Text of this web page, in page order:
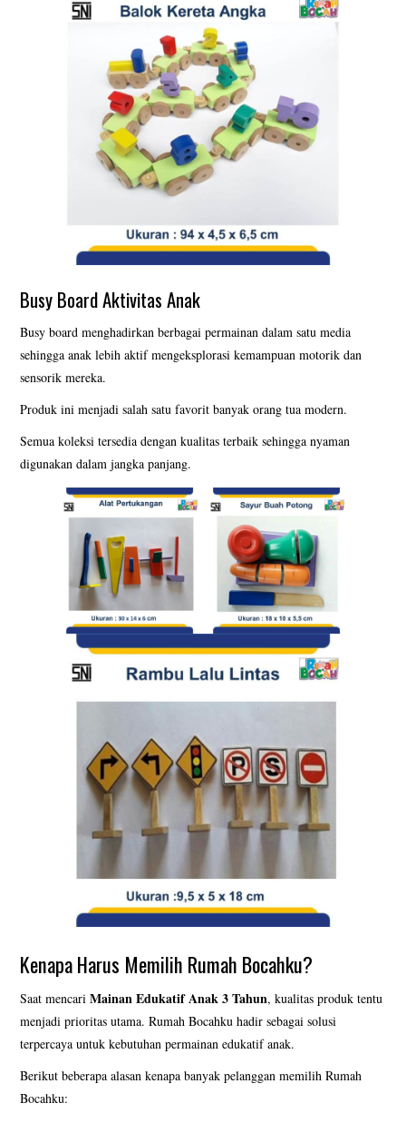
Busy Board Aktivitas Anak
Busy board menghadirkan berbagai permainan dalam satu media
sehingga anak lebih aktif mengeksplorasi kemampuan motorik dan
sensorik mereka.
Produk ini menjadi salah satu favorit banyak orang tua modern.
Semua koleksi tersedia dengan kualitas terbaik sehingga nyaman
digunakan dalam jangka panjang.
Kenapa Harus Memilih Rumah Bocahku?
Saat mencariMainan Edukatif Anak 3 Tahun, kualitas produk tentu
menjadi prioritas utama. Rumah Bocahku hadir sebagai solusi
terpercaya untuk kebutuhan permainan edukatif anak.
Berikut beberapa alasan kenapa banyak pelanggan memilih Rumah
Bocahku: